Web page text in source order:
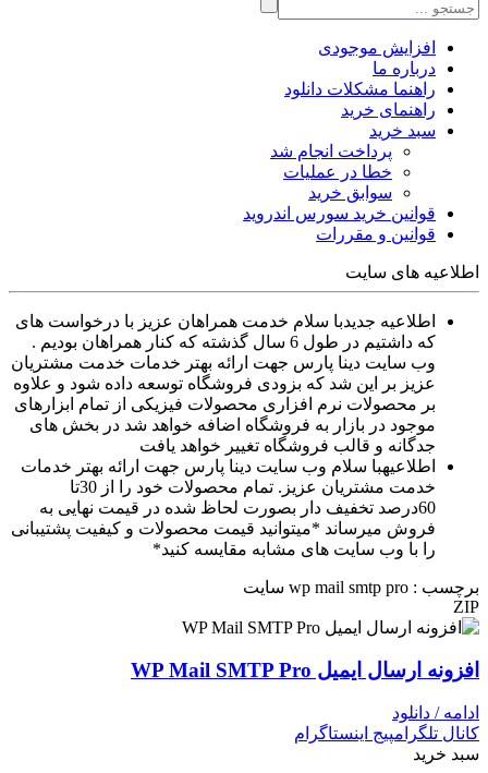
افزایش موجودی
درباره ما
راهنما مشکلات دانلود
راهنمای خرید
سبد خرید
پرداخت انجام شد
خطا در عملیات
سوابق خرید
قوانین خرید سورس اندروید
قوانین و مقررات
اطلاعیه های سایت
اطلاعیه جدیدبا سلام خدمت همراهان عزیز با درخواست های
که داشتیم در طول 6 سال گذشته که کنار همراهان بودیم .
وب سایت دینا پارس جهت ارائه بهتر خدمات خدمت مشتریان
عزیز بر این شد که بزودی فروشگاه توسعه داده شود و علاوه
بر محصولات نرم افزاری محصولات فیزیکی از تمام ابزارهای
موجود در بازار به فروشگاه اضافه خواهد شد در بخش های
جدگانه و قالب فروشگاه تغییر خواهد یافت
اطلاعیهبا سلام وب سایت دینا پارس جهت ارائه بهتر خدمات
خدمت مشتریان عزیز. تمام محصولات خود را از 30تا
60درصد تخفیف دار بصورت لحاظ شده در قیمت نهایی به
فروش میرساند *میتوانید قیمت محصولات و کیفیت پشتیبانی
را با وب سایت های مشابه مقایسه کنید*
برچسب : wp mail smtp pro سایت
ZIP
افزونه ارسال ایمیل WP Mail SMTP Pro
ادامه / دانلود
کانال تلگرامپیج اینستاگرام
سبد خرید